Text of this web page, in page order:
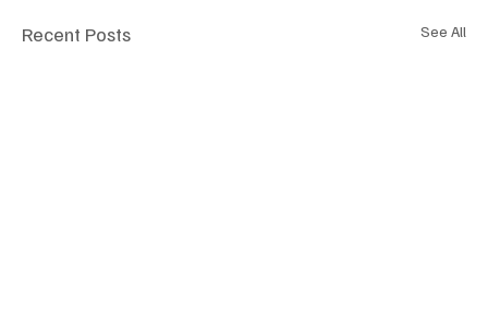
Recent Posts See All